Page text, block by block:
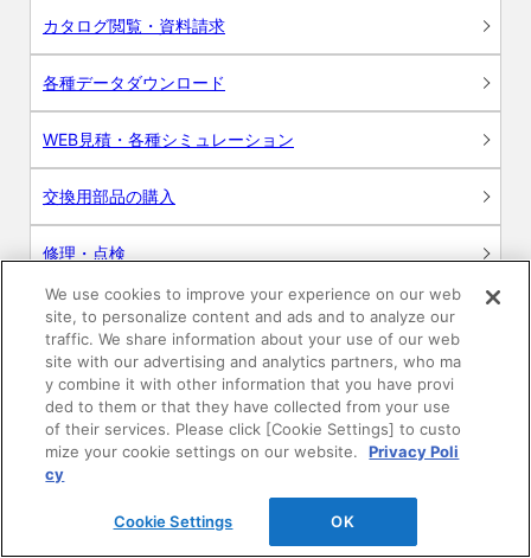
カタログ閲覧・資料請求
各種データダウンロード
WEB見積・各種シミュレーション
交換用部品の購入
修理・点検
お問い合わせ
ログイン
建築・設計関係者様向けサイト
ユーザー登録サービス
WEB見積システム
We use cookies to improve your experience on our web
site, to personalize content and ads and to analyze our
traffic. We share information about your use of our web
site with our advertising and analytics partners, who ma
y combine it with other information that you have provi
ded to them or that they have collected from your use
of their services. Please click [Cookie Settings] to custo
mize your cookie settings on our website.
Privacy Poli
cy
Cookie Settings OK